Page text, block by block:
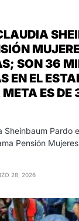
SON 36
EN EL
ES DE
Sheinbaum Pardo
Pensión
28, 2026